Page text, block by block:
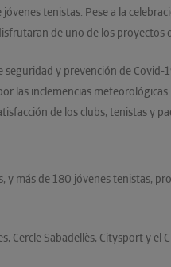
tenistas. Pese a la
de uno de los
y prevención de
las inclemencias
de los clubs, tenistas y
más de 180 jóvenes tenistas,
Cercle Sabadellès, Citysport y